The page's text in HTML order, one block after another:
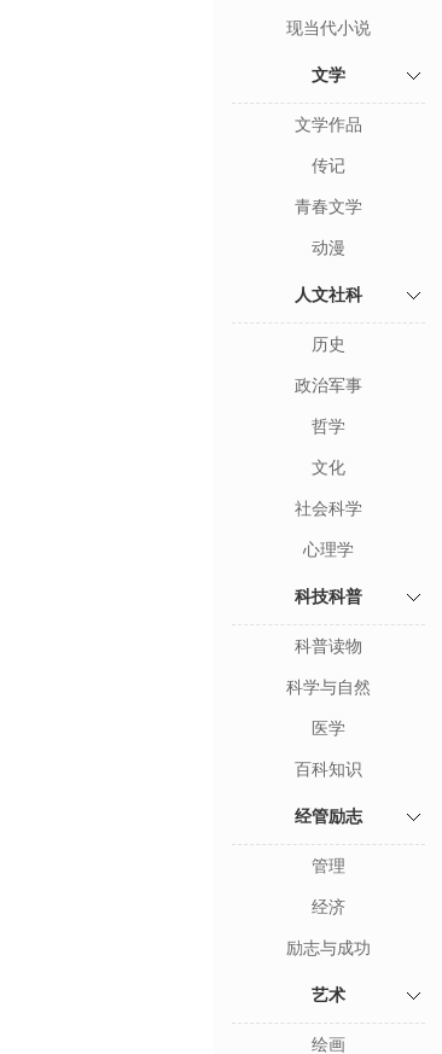
现当代小说
文学
文学作品
传记
青春文学
动漫
人文社科
历史
政治军事
哲学
文化
社会科学
心理学
科技科普
科普读物
科学与自然
医学
百科知识
经管励志
管理
经济
励志与成功
艺术
绘画